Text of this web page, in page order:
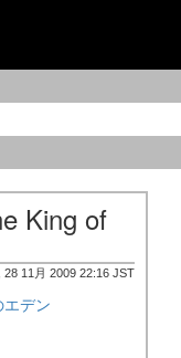
King of
11月 2009 22:16 JST
エデン